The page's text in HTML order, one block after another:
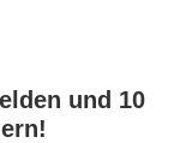
und 10